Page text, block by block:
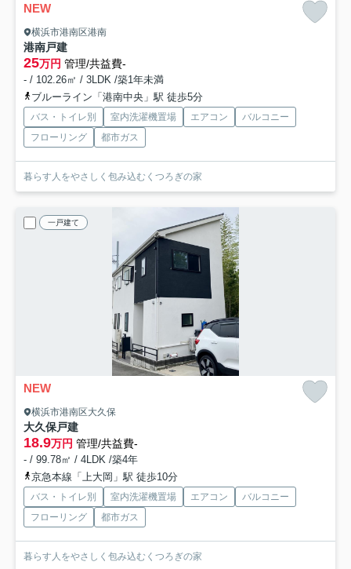
NEW
横浜市港南区港南
港南戸建
25万円 管理/共益費-
- / 102.26㎡ / 3LDK /築1年未満
ブルーライン「港南中央」駅 徒歩5分
バス・トイレ別 室内洗濯機置場 エアコン
バルコニー
フローリング
都市ガス
暮らす人をやさしく包み込むくつろぎの家
一戸建て
NEW
横浜市港南区大久保
大久保戸建
18.9万円 管理/共益費-
- / 99.78㎡ / 4LDK /築4年
京急本線「上大岡」駅 徒歩10分
バス・トイレ別 室内洗濯機置場 エアコン
バルコニー
フローリング
都市ガス
暮らす人をやさしく包み込むくつろぎの家